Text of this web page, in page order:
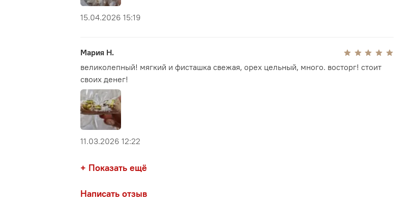
Состав: ядра фисташек, пастеризованный яичный белок, сахар,
кардамон, розовая вода, лимонная кислота, мука пшеничная.
15.04.2026 15:19
Мария Н.
великолепный! мягкий и фисташка свежая, орех цельный, много. восторг! стоит
своих денег!
11.03.2026 12:22
+ Показать ещё
Написать отзыв